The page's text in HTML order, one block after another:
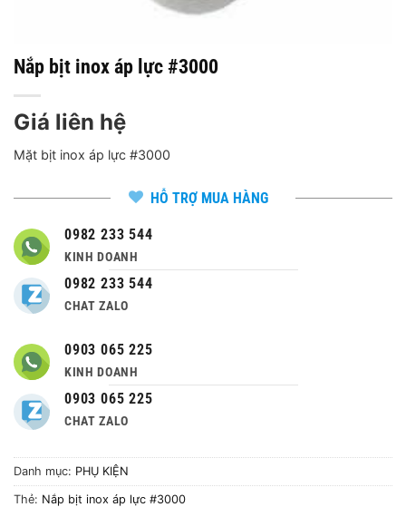
Nắp bịt inox áp lực #3000
Giá liên hệ
Mặt bịt inox áp lực #3000
HỖ TRỢ MUA HÀNG
0982 233 544
KINH DOANH
0982 233 544
CHAT ZALO
0903 065 225
KINH DOANH
0903 065 225
CHAT ZALO
Danh mục: PHỤ KIỆN
Thẻ: Nắp bịt inox áp lực #3000